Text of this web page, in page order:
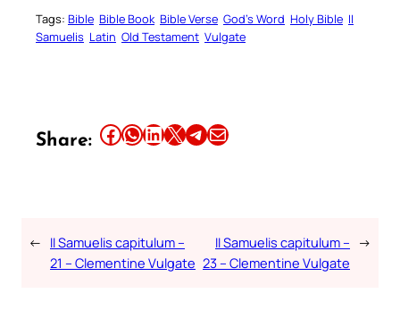
Tags: Bible Bible Book Bible Verse God’s Word Holy Bible II
Samuelis Latin Old Testament Vulgate
Share: Share this article on Facebook Share this article on WhatsApp Share this article on LinkedIn Share this article on X Share this article on TelegramEmail this Article
← II Samuelis capitulum –
21 – Clementine Vulgate
II Samuelis capitulum –
23 – Clementine Vulgate
→